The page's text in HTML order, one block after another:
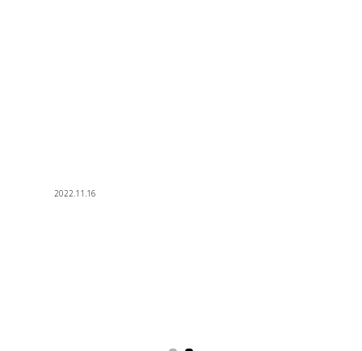
2022.11.16